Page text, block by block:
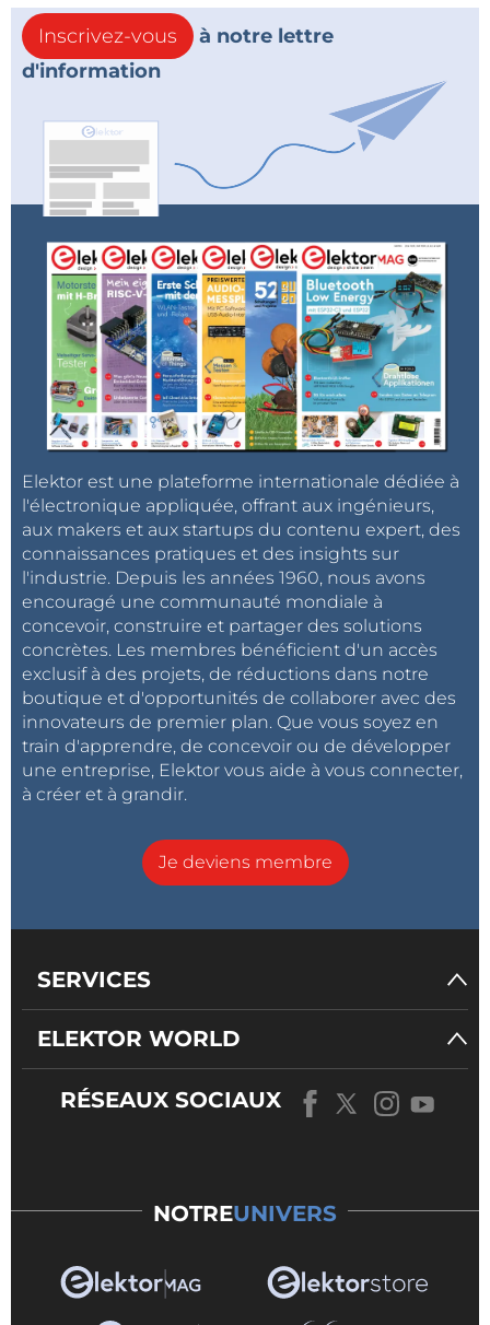
Inscrivez-vous
à notre lettre
d'information
Elektor est une plateforme internationale dédiée à
l'électronique appliquée, offrant aux ingénieurs,
aux makers et aux startups du contenu expert, des
connaissances pratiques et des insights sur
l'industrie. Depuis les années 1960, nous avons
encouragé une communauté mondiale à
concevoir, construire et partager des solutions
concrètes. Les membres bénéficient d'un accès
exclusif à des projets, de réductions dans notre
boutique et d'opportunités de collaborer avec des
innovateurs de premier plan. Que vous soyez en
train d'apprendre, de concevoir ou de développer
une entreprise, Elektor vous aide à vous connecter,
à créer et à grandir.
Je deviens membre
SERVICES
ELEKTOR WORLD
RÉSEAUX SOCIAUX
NOTREUNIVERS